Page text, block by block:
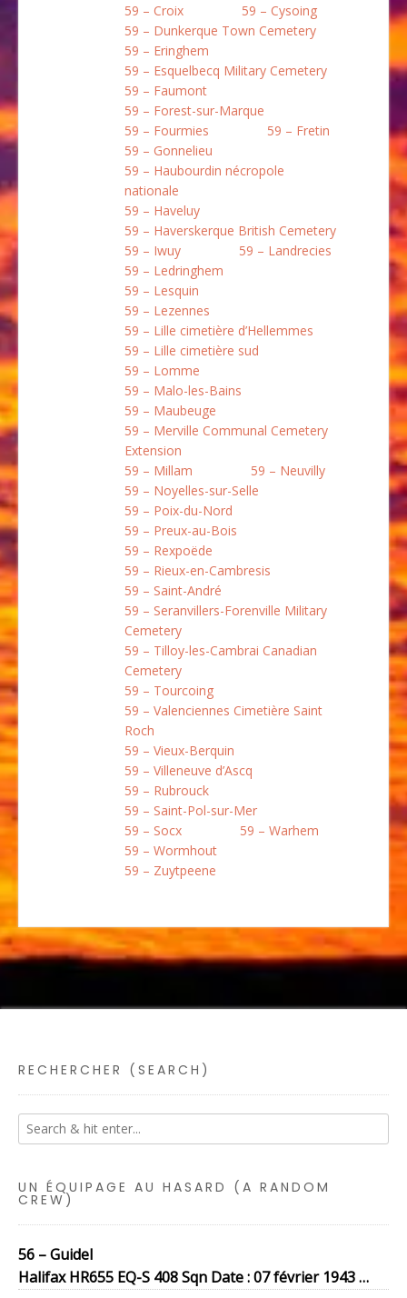
59 – Croix
59 – Cysoing
59 – Dunkerque Town Cemetery
59 – Eringhem
59 – Esquelbecq Military Cemetery
59 – Faumont
59 – Forest-sur-Marque
59 – Fourmies
59 – Fretin
59 – Gonnelieu
59 – Haubourdin nécropole
nationale
59 – Haveluy
59 – Haverskerque British Cemetery
59 – Iwuy
59 – Landrecies
59 – Ledringhem
59 – Lesquin
59 – Lezennes
59 – Lille cimetière d’Hellemmes
59 – Lille cimetière sud
59 – Lomme
59 – Malo-les-Bains
59 – Maubeuge
59 – Merville Communal Cemetery
Extension
59 – Millam
59 – Neuvilly
59 – Noyelles-sur-Selle
59 – Poix-du-Nord
59 – Preux-au-Bois
59 – Rexpoëde
59 – Rieux-en-Cambresis
59 – Saint-André
59 – Seranvillers-Forenville Military
Cemetery
59 – Tilloy-les-Cambrai Canadian
Cemetery
59 – Tourcoing
59 – Valenciennes Cimetière Saint
Roch
59 – Vieux-Berquin
59 – Villeneuve d’Ascq
59 – Rubrouck
59 – Saint-Pol-sur-Mer
59 – Socx
59 – Warhem
59 – Wormhout
59 – Zuytpeene
RECHERCHER (SEARCH)
UN ÉQUIPAGE AU HASARD (A RANDOM
CREW)
56 – Guidel
Halifax HR655 EQ-S 408 Sqn Date : 07 février 1943 …